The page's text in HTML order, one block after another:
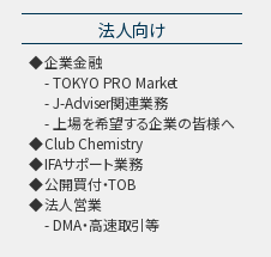
法人向け
企業金融
TOKYO PRO Market
J-Adviser関連業務
上場を希望する企業の皆様へ
Club Chemistry
IFAサポート業務
公開買付・TOB
法人営業
DMA・高速取引等